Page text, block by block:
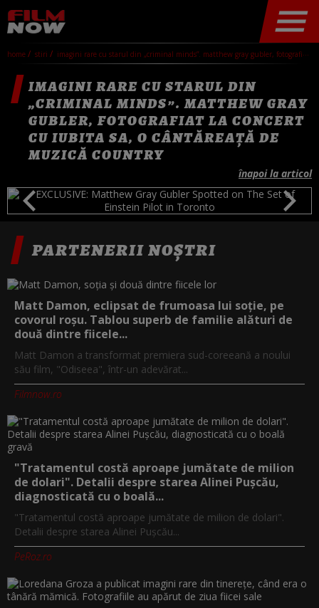
home stiri imagini rare cu starul din „criminal minds”. matthew gray gubler, fotografiat la concert cu iubita sa, o cântăreață de muzică country
IMAGINI RARE CU STARUL DIN
„CRIMINAL MINDS”. MATTHEW GRAY
GUBLER, FOTOGRAFIAT LA CONCERT
CU IUBITA SA, O CÂNTĂREAȚĂ DE
MUZICĂ COUNTRY
înapoi la articol
PARTENERII NOȘTRI
Matt Damon, eclipsat de frumoasa lui soție, pe
covorul roșu. Tablou superb de familie alături de
două dintre fiicele...
Matt Damon a transformat premiera sud-coreeană a noului
său film, "Odiseea", într-un adevărat...
Filmnow.ro
"Tratamentul costă aproape jumătate de milion
de dolari". Detalii despre starea Alinei Pușcău,
diagnosticată cu o boală...
"Tratamentul costă aproape jumătate de milion de dolari".
Detalii despre starea Alinei Pușcău...
PeRoz.ro